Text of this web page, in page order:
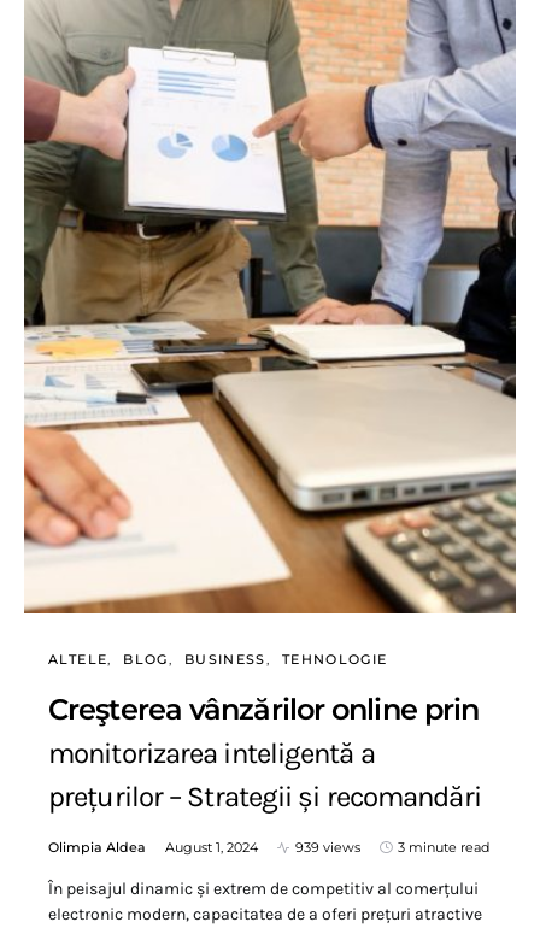
ALTELE BLOG BUSINESS TEHNOLOGIE
Creşterea vânzărilor online prin
monitorizarea inteligentă a
prețurilor – Strategii și recomandări
Olimpia Aldea August 1, 2024 939 views 3 minute read
În peisajul dinamic și extrem de competitiv al comerțului
electronic modern, capacitatea de a oferi prețuri atractive